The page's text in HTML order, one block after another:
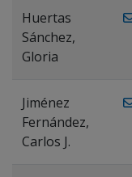
Huertas
Sánchez,
Gloria
Jiménez
Fernández,
Carlos J.